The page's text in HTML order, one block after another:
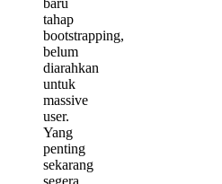
tahap
bootstrapping,
belum
diarahkan
untuk
massive
user.
Yang
penting
sekarang
segera